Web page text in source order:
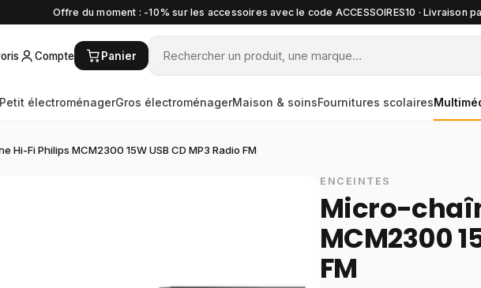
Offre du moment : -10% sur les accessoires avec le code ACCESSOIRES10 · Livraison
Compte Panier
Petit électroménagerGros électroménagerMaison & soinsFournitures scolaires
Hi-Fi Philips MCM2300 15W USB CD MP3 Radio FM
ENCEINTES
Micro-
MCM2300
FM